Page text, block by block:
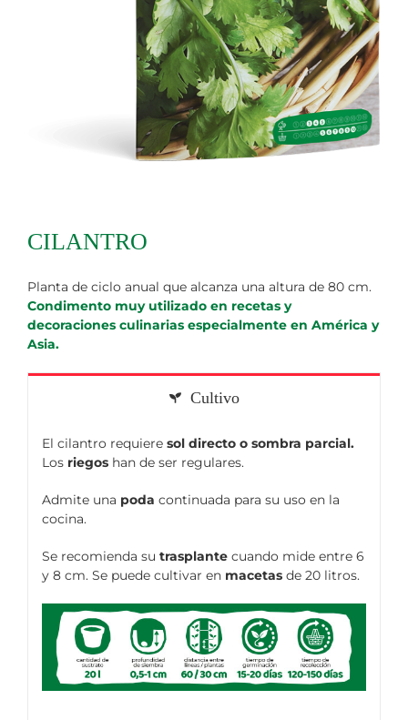
CILANTRO
Planta de ciclo anual que alcanza una altura de 80 cm.
Condimento muy utilizado en recetas y
decoraciones culinarias especialmente en América y
Asia.
Cultivo
El cilantro requiere sol directo o sombra parcial.
Los riegos han de ser regulares.
Admite una poda continuada para su uso en la
cocina.
Se recomienda su trasplante cuando mide entre 6
y 8 cm. Se puede cultivar en macetas de 20 litros.